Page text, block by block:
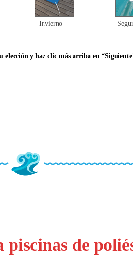
Invierno
elección y haz clic más arriba en
piscinas de